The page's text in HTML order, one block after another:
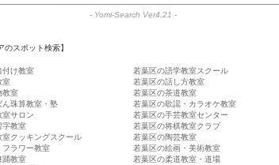
- Yomi-Search Ver4.21 -
のスポット検索】
付け教室
若葉区の語学教室スクール
室
若葉区の話し方教室
教室
若葉区の茶道教室
ん珠算教室・塾
若葉区の歌謡・カラオケ教室
室サロン
若葉区の手芸教室センター
字教室
若葉区の将棋教室クラブ
室クッキングスクール
若葉区の陶芸教室
フラワー教室
若葉区の絵画・美術教室
踊教室
若葉区の柔道教室・道場